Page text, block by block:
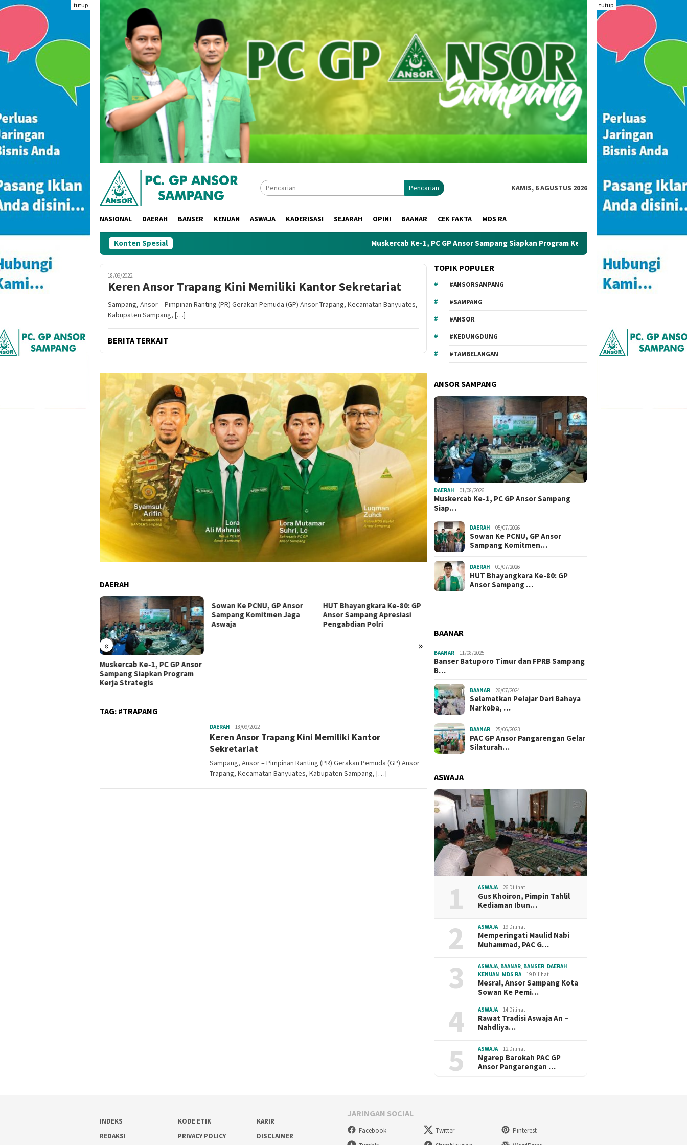
Loncat
tutup tutup
Pencarian KAMIS, 6 AGUSTUS 2026
NASIONAL DAERAH BANSER KENUAN ASWAJA KADERISASI SEJARAH OPINI BAANAR CEK FAKTA MDS RA
Konten Spesial Muskercab Ke-1, PC GP Ansor Sampang Siapkan Program Kerja Strategis
18/09/2022
Keren Ansor Trapang Kini Memiliki Kantor Sekretariat
Sampang, Ansor – Pimpinan Ranting (PR) Gerakan Pemuda (GP) Ansor Trapang, Kecamatan Banyuates,
Kabupaten Sampang, […]
BERITA TERKAIT
DAERAH
« »
Sowan Ke PCNU, GP Ansor
Sampang Komitmen Jaga
Aswaja
HUT Bhayangkara Ke-80: GP
Ansor Sampang Apresiasi
Pengabdian Polri
Ansor Bajrasokah tutup
kegiatan Rutin jelang
Ramadan
Muskercab Ke-1, PC GP Ansor
TAG: #TRAPANG
DAERAH Ansor
Sampang
18/09/2022
Keren Ansor Trapang Kini Memiliki Kantor
Sekretariat
Sampang, Ansor – Pimpinan Ranting (PR) Gerakan Pemuda (GP) Ansor
Trapang, Kecamatan Banyuates, Kabupaten Sampang, […]
TOPIK POPULER
#ANSORSAMPANG
#SAMPANG
#ANSOR
#KEDUNGDUNG
#TAMBELANGAN
ANSOR SAMPANG
DAERAH 01/08/2026
Muskercab Ke-1, PC GP Ansor Sampang
Siap…
DAERAH 05/07/2026
Sowan Ke PCNU, GP Ansor
Sampang Komitmen…
DAERAH 01/07/2026
HUT Bhayangkara Ke-80: GP
Ansor Sampang …
BAANAR
BAANAR 11/08/2025
Banser Batuporo Timur dan FPRB Sampang
B…
BAANAR 26/07/2024
Selamatkan Pelajar Dari Bahaya
Narkoba, …
BAANAR 25/06/2023
PAC GP Ansor Pangarengan Gelar
Silaturah…
ASWAJA
1 ASWAJA 26 Dilihat
Gus Khoiron, Pimpin Tahlil
Kediaman Ibun…
2 ASWAJA 19 Dilihat
Memperingati Maulid Nabi
Muhammad, PAC G…
3 ASWAJA, BAANAR, BANSER, DAERAH,
KENUAN, MDS RA 19 Dilihat
Mesra!, Ansor Sampang Kota
Sowan Ke Pemi…
4 ASWAJA 14 Dilihat
Rawat Tradisi Aswaja An –
Nahdliya…
5 ASWAJA 12 Dilihat
Ngarep Barokah PAC GP
Ansor Pangarengan …
INDEKS KODE ETIK
KARIR
REDAKSI
PRIVACY POLICY DISCLAIMER
JARINGAN SOCIAL
Facebook Twitter
Pinterest